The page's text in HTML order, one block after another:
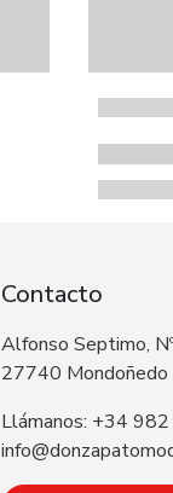
Contacto
Alfonso Septimo,
27740 Mondoñedo
Llámanos: +34